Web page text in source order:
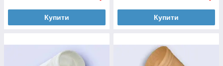
Купити Купити